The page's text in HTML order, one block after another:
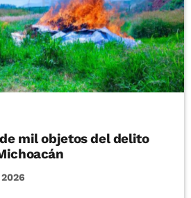
mil objetos del delito